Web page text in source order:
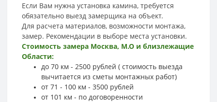
Если Вам нужна установка камина, требуется
обязательно выезд замерщика на объект.
Для расчета материалов, возможности монтажа,
замер. Рекомендации в выборе места установки.
Стоимость замера Москва, М.О и близлежащие
Области:
до 70 км - 2500 рублей ( стоимость выезда
вычитается из сметы монтажных работ)
от 71 - 100 км - 3500 рублей
от 101 км - по договоренности